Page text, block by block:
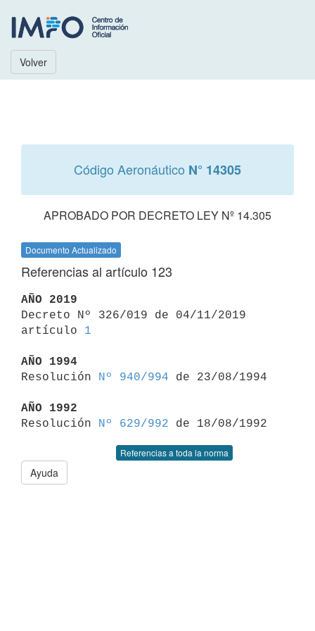
Volver
Código Aeronáutico N° 14305
APROBADO POR DECRETO LEY Nº 14.305
Documento Actualizado
Referencias al artículo 123
AÑO 2019
Decreto Nº 326/019 de 04/11/2019
artículo 1
AÑO 1994
Resolución
Nº 940/994 de 23/08/1994
AÑO 1992
Resolución
Nº 629/992
Referencias a toda la norma
Ayuda